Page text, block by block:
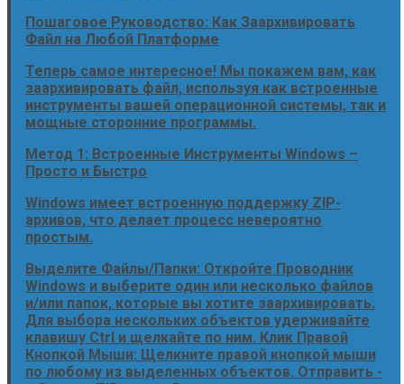
Пошаговое Руководство: Как Заархивировать
Файл на Любой Платформе
Теперь самое интересное! Мы покажем вам, как
заархивировать файл, используя как встроенные
инструменты вашей операционной системы, так и
мощные сторонние программы.
Метод 1: Встроенные Инструменты Windows –
Просто и Быстро
Windows имеет встроенную поддержку ZIP-
архивов, что делает процесс невероятно
простым.
Выделите Файлы/Папки: Откройте Проводник
Windows и выберите один или несколько файлов
и/или папок, которые вы хотите заархивировать.
Для выбора нескольких объектов удерживайте
клавишу Ctrl и щелкайте по ним. Клик Правой
Кнопкой Мыши: Щелкните правой кнопкой мыши
по любому из выделенных объектов. Отправить -